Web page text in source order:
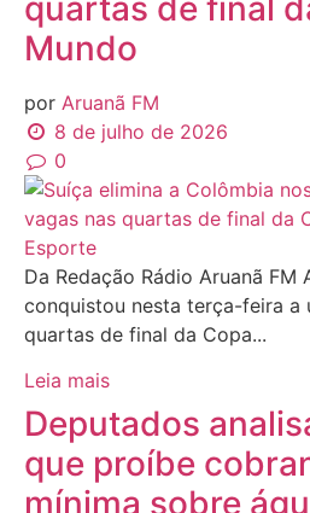
Mundo
por Aruanã FM
8 de julho de 2026
0
Esporte
Da Redação Rádio Aruanã FM
conquistou nesta terça-feira a
quartas de final da Copa...
Leia mais
Deputados
que proíbe
mínima sobre